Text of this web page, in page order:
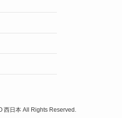
西日本 All Rights Reserved.